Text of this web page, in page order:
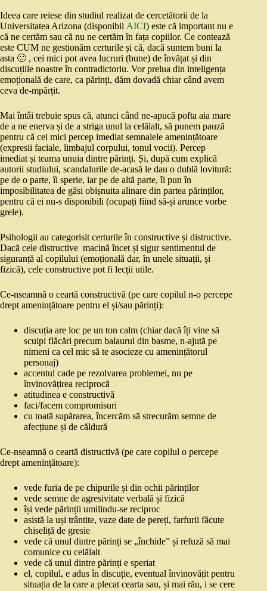
Ideea care reiese din studiul realizat de cercetătorii de la
Universitatea Arizona (disponibil AICI) este că important nu e
că ne certăm sau că nu ne certăm în fața copiilor. Ce contează
este CUM ne gestionăm certurile și că, dacă suntem buni la
asta 🙂 , cei mici pot avea lucruri (bune) de învățat și din
discuțiile noastre în contradictoriu. Vor prelua din inteligența
emoțională de care, ca părinți, dăm dovadă chiar când avem
ceva de-mpărțit.
Mai întâi trebuie spus că, atunci când ne-apucă pofta aia mare
de a ne enerva și de a striga unul la celălalt, să punem pauză
pentru că cei mici percep imediat semnalele amenințătoare
(expresii faciale, limbajul corpului, tonul vocii). Percep
imediat și teama unuia dintre părinți. Și, după cum explică
autorii studiului, scandalurile de-acasă le dau o dublă lovitură:
pe de o parte, îi sperie, iar pe de altă parte, îi pun în
imposibilitatea de găsi obișnuita alinare din partea părinților,
pentru că ei nu-s disponibili (ocupați fiind să-și arunce vorbe
grele).
Psihologii au categorisit certurile în constructive și distructive.
Dacă cele distructive macină încet și sigur sentimentul de
siguranță al copilului (emoțională dar, în unele situații, și
fizică), cele constructive pot fi lecții utile.
Ce-nseamnă o ceartă constructivă (pe care copilul n-o percepe
drept amenințătoare pentru el și/sau părinți):
discuția are loc pe un ton calm (chiar dacă îți vine să
scuipi flăcări precum balaurul din basme, n-ajută pe
nimeni ca cel mic să te asocieze cu amenințătorul
personaj)
accentul cade pe rezolvarea problemei, nu pe
învinovățirea reciprocă
atitudinea e constructivă
faci/facem compromisuri
cu toată supărarea, încercăm să strecurăm semne de
afecțiune și de căldură
Ce-nseamnă o ceartă distructivă (pe care copilul o percepe
drept amenințătoare):
vede furia de pe chipurile și din ochii părinților
vede semne de agresivitate verbală și fizică
își vede părinții umilindu-se reciproc
asistă la uși trântite, vaze date de pereți, farfurii făcute
chiseliță de gresie
vede că unul dintre părinți se „închide” și refuză să mai
comunice cu celălalt
vede că unul dintre părinți e speriat
el, copilul, e adus în discuție, eventual învinovățit pentru
situația de la care a plecat cearta sau, și mai rău, i se cere